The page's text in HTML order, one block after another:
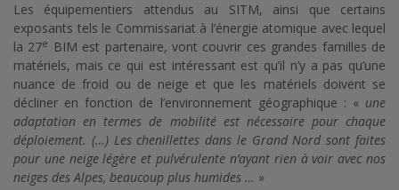
Les équipementiers attendus au SITM, ainsi que certains
exposants tels le Commissariat à l’énergie atomique avec lequel
la 27e
BIM est partenaire, vont couvrir ces grandes familles de
matériels, mais ce qui est intéressant est qu’il n’y a pas qu’une
nuance de froid ou de neige et que les matériels doivent se
décliner en fonction de l’environnement géographique : « une
adaptation en termes de mobilité est nécessaire pour chaque
déploiement. (…) Les chenillettes dans le Grand Nord sont faites
pour une neige légère et pulvérulente n’ayant rien à voir avec nos
neiges des Alpes, beaucoup plus humides … »